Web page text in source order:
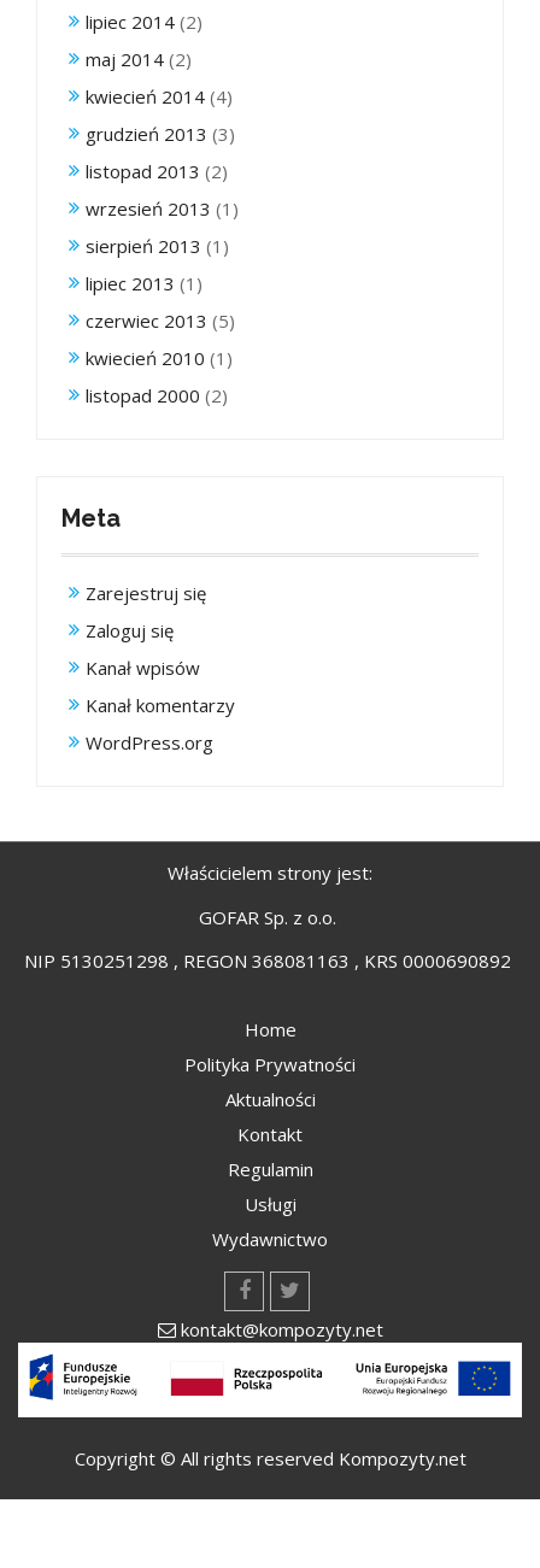
lipiec 2014 (2)
maj 2014 (2)
kwiecień 2014 (4)
grudzień 2013 (3)
listopad 2013 (2)
wrzesień 2013 (1)
sierpień 2013 (1)
lipiec 2013 (1)
czerwiec 2013 (5)
kwiecień 2010 (1)
listopad 2000 (2)
Meta
Zarejestruj się
Zaloguj się
Kanał wpisów
Kanał komentarzy
WordPress.org
Właścicielem strony jest:
GOFAR Sp. z o.o.
NIP 5130251298 , REGON 368081163 , KRS 0000690892
Home
Polityka Prywatności
Aktualności
Kontakt
Regulamin
Usługi
Wydawnictwo
kontakt@kompozyty.net
Copyright © All rights reserved Kompozyty.net